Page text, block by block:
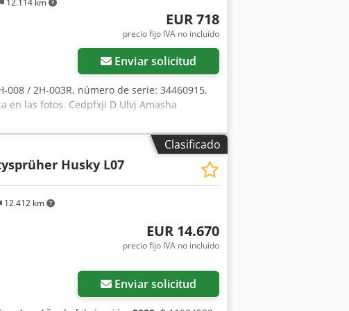
12.114 km
EUR 718
precio fijo IVA no incluído
Enviar solicitud
/ 2H-003R, número de serie: 34460915,
en las fotos. Cedpfxji D Ulvj Amasha
Clasificado
Pedir más fotos
12.412 km
Husky L07
EUR 14.670
precio fijo IVA no incluído
Enviar solicitud